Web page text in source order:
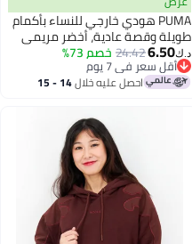
PUMA هودي خارجي للنساء بأكمام
طويلة وقصة عادية، أخضر مريمي
د.ك‏6.50
24.42خصم 73%
أقل سعر في 7 يوم
أقل سعر في 7 يوماحصل عليه خلال 14 - 15